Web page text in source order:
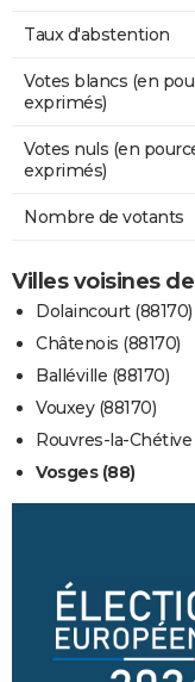
Taux d'abstention
Votes blancs (en
exprimés)
Votes nuls (en
exprimés)
Nombre de votants
Villes voisines
Dolaincourt (88170)
Châtenois (88170)
Balléville (88170)
Vouxey (88170)
Rouvres-la-Chétive
Vosges (88)